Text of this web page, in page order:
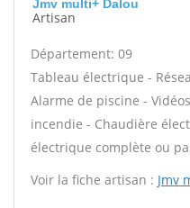
Jmv multi+ Dalou
Artisan
Département: 09
Tableau électrique -
Alarme de piscine -
incendie - Chaudière
électrique complète ou
Voir la fiche artisan : Jmv